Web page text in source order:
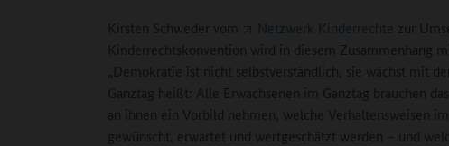
Kirsten Schweder vom Netzwerk Kinderrechte zur
Kinderrechtskonvention wird in diesem Zusammenhang
„Demokratie ist nicht selbstverständlich, sie wächst mit
Ganztag heißt: Alle Erwachsenen im Ganztag brauchen
an ihnen ein Vorbild nehmen, welche Verhaltensweisen
gewünscht, erwartet und wertgeschätzt werden – und